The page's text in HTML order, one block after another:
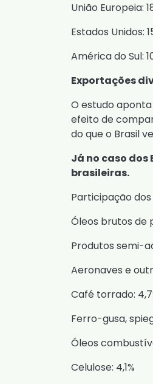
União Europeia:
Estados Unidos:
América do Sul:
Exportações
O estudo
efeito de
do que o Brasil
Já no caso dos
brasileiras.
Participação
Óleos brutos de
Produtos semi-
Aeronaves e
Café torrado:
Ferro-gusa,
Óleos
Celulose: 4,1%